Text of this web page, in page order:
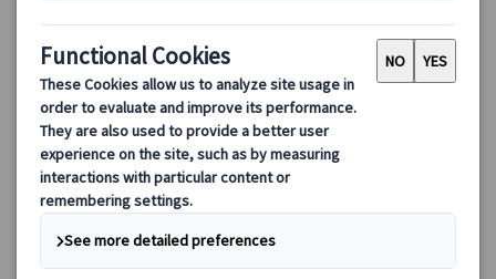
ローマの夜景ドライブ・フォトストップ付きとイタリアンディ
ローマの夜をドライブとイタリアンディナーをお楽しみ頂くナイ
トツアー。ライトアップされた夜のローマをお車でめぐります。